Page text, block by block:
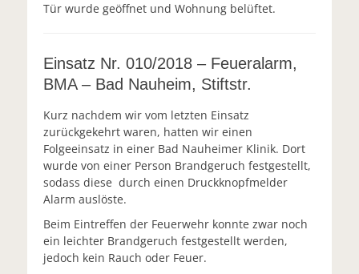
Tür wurde geöffnet und Wohnung belüftet.
Einsatz Nr. 010/2018 – Feueralarm,
BMA – Bad Nauheim, Stiftstr.
Kurz nachdem wir vom letzten Einsatz
zurückgekehrt waren, hatten wir einen
Folgeeinsatz in einer Bad Nauheimer Klinik. Dort
wurde von einer Person Brandgeruch festgestellt,
sodass diese durch einen Druckknopfmelder
Alarm auslöste.
Beim Eintreffen der Feuerwehr konnte zwar noch
ein leichter Brandgeruch festgestellt werden,
jedoch kein Rauch oder Feuer.